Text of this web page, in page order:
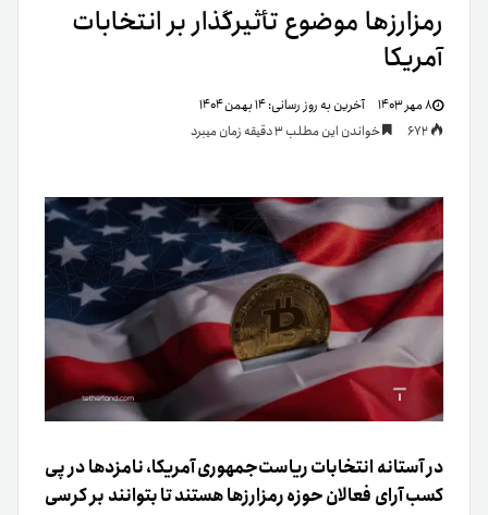
رمزارزها موضوع تأثیرگذار بر انتخابات
آمریکا
۸ مهر ۱۴۰۳ آخرین به روز رسانی:۱۴ بهمن ۱۴۰۴
خواندن این مطلب 3 دقیقه زمان میبرد
در آستانه انتخابات ریاست‌جمهوری آمریکا، نامزدها در پی
کسب آرای فعالان حوزه رمزارزها هستند تا بتوانند بر کرسی